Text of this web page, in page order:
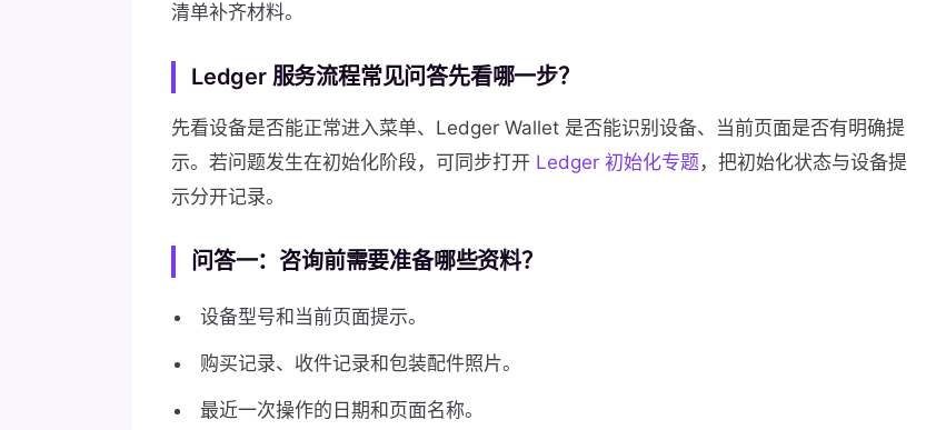
清单补齐材料。
Ledger 服务流程常见问答先看哪一步？
先看设备是否能正常进入菜单、Ledger Wallet 是否能识别设备、当前页面是否有明确提
示。若问题发生在初始化阶段，可同步打开 Ledger 初始化专题 ，把初始化状态与设备提
示分开记录。
问答一：咨询前需要准备哪些资料？
设备型号和当前页面提示。
购买记录、收件记录和包装配件照片。
最近一次操作的日期和页面名称。